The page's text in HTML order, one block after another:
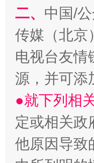
受贿1.44亿！
二、 中国/
传媒（北京
电视台友情
源，并可添
●就下列相
定或相关政
他原因导致